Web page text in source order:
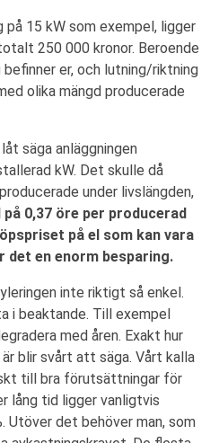
på 15 kW som exempel, ligger
250 000 kronor. Beroende
er, och lutning/riktning
olika mängd producerade
säga anläggningen
kW. Det skulle då
under livslängden,
0,37 öre per producerad
på el som kan vara
det en enorm besparing.
inte riktigt så enkel.
i beaktande. Till exempel
med åren. Exakt hur
blir svårt att säga. Vårt kalla
till bra förutsättningar för
lång tid ligger vanligtvis
Utöver det behöver man, som